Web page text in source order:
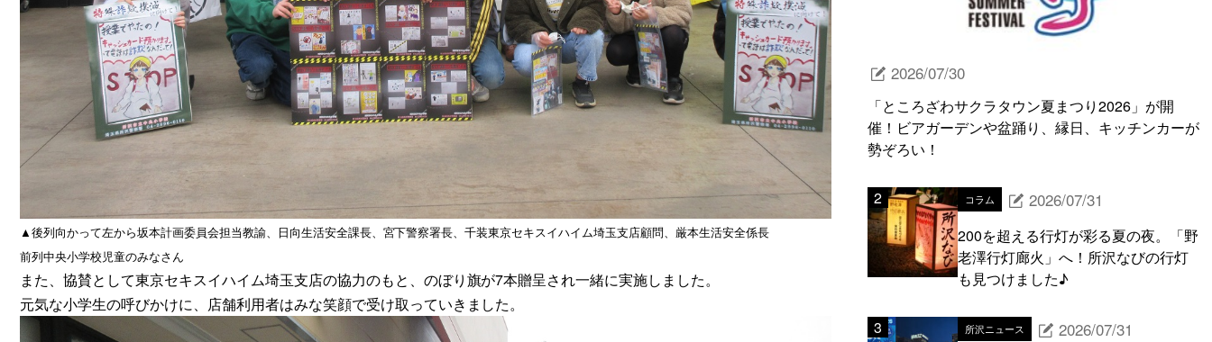
▲後列向かって左から坂本計画委員会担当教諭、日向生活安全課長、宮下警察署長、千装東京セキスイハイム埼玉支店顧問、厳本生活安全係長
前列中央小学校児童のみなさん
また、協賛として東京セキスイハイム埼玉支店の協力のもと、のぼり旗が7本贈呈され一緒に実施しました。
元気な小学生の呼びかけに、店舗利用者はみな笑顔で受け取っていきました。
2026/07/30
「ところざわサクラタウン夏まつり2026」が開
催！ビアガーデンや盆踊り、縁日、キッチンカーが
勢ぞろい！
コラム 2026/07/31
200を超える行灯が彩る夏の夜。「野
老澤行灯廊火」へ！所沢なびの行灯
も見つけました♪
所沢ニュース 2026/07/31